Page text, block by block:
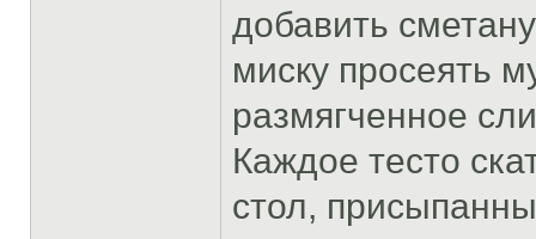
добавить
миску просеять
размягченное
Каждое тесто
стол,